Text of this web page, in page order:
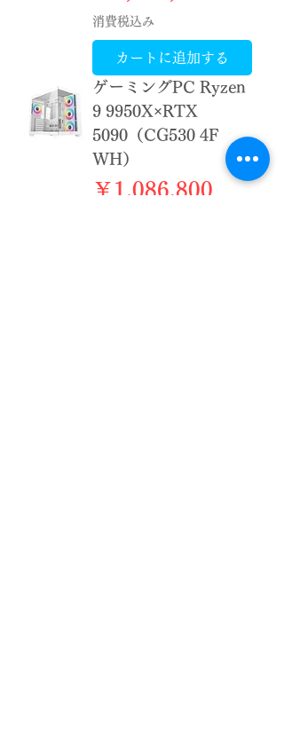
消費税込み
カートに追加する
ゲーミングPC Ryzen
9 9950X×RTX
5090（CG530 4F
WH）
価格
￥1,086,800